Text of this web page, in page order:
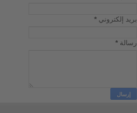
بريد إلكتروني *
رسالة *